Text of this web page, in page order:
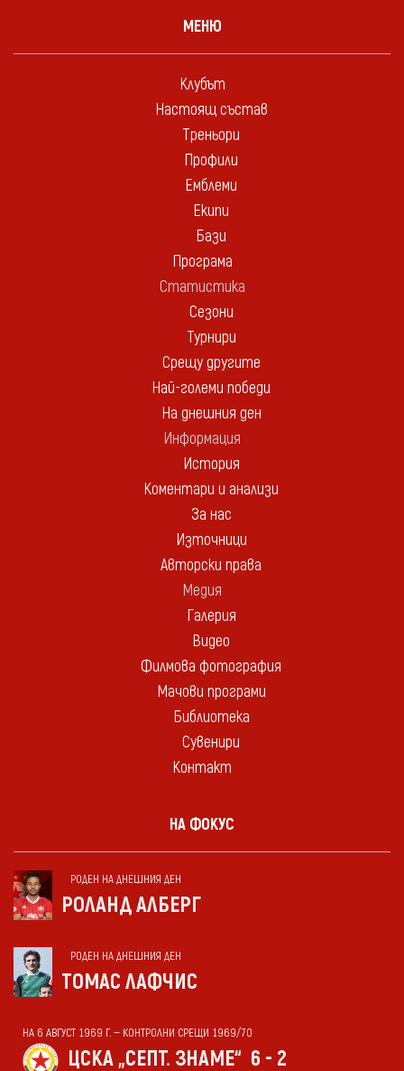
МЕНЮ
Клубът
Настоящ състав
Треньори
Профили
Емблеми
Екипи
Бази
Програма
Статистика
Сезони
Турнири
Срещу другите
Най-големи победи
На днешния ден
Информация
История
Коментари и анализи
За нас
Източници
Авторски права
Медия
Галерия
Видео
Филмова фотография
Мачови програми
Библиотека
Сувенири
Контакт
НА ФОКУС
РОДЕН НА ДНЕШНИЯ ДЕН
РОЛАНД АЛБЕРГ
РОДЕН НА ДНЕШНИЯ ДЕН
ТОМАС ЛАФЧИС
НА 6 АВГУСТ 1969 Г. — КОНТРОЛНИ СРЕЩИ 1969/70
ЦСКА „СЕПТ. ЗНАМЕ“ 6 - 2